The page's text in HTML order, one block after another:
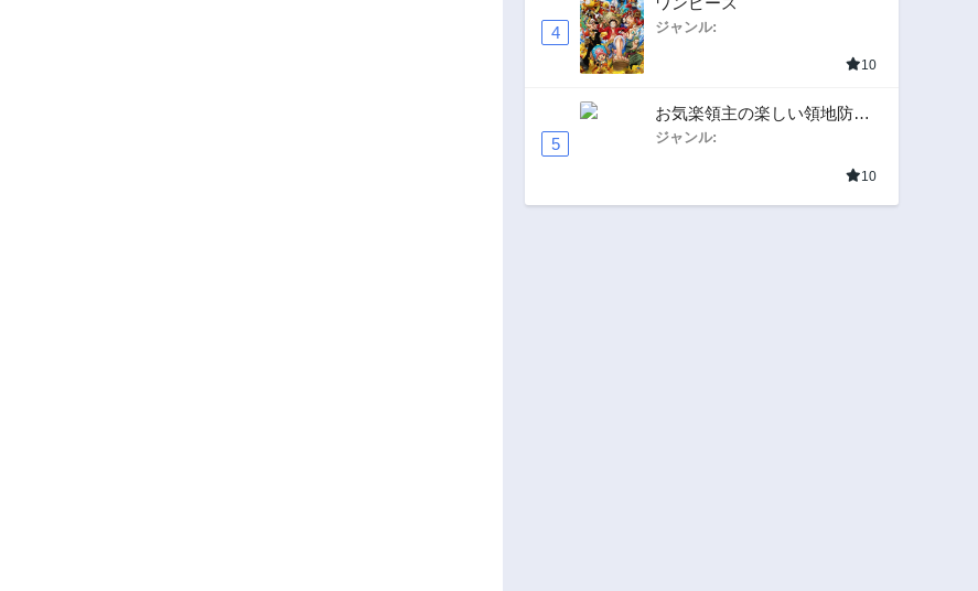
4 ジャンル:
10
5
お気楽領主の楽しい領地防衛
〜生産系魔術で名もなき村を
ジャンル:
10